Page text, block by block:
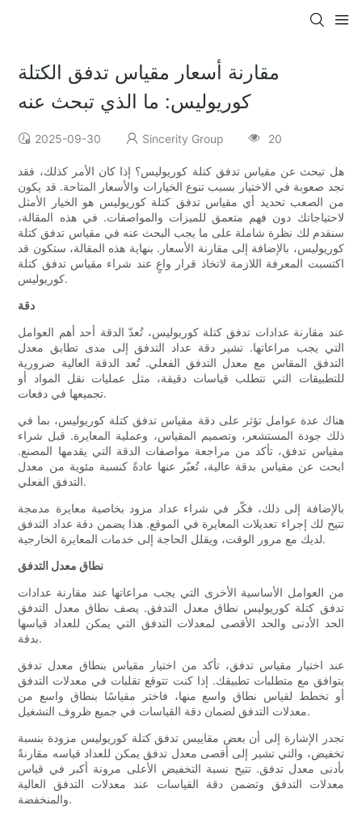
مقارنة أسعار مقياس تدفق الكتلة
كوريوليس: ما الذي تبحث عنه
2025-09-30 Sincerity Group 20
هل تبحث عن مقياس تدفق كتلة كوريوليس؟ إذا كان الأمر كذلك، فقد
تجد صعوبة في الاختيار بسبب تنوع الخيارات والأسعار المتاحة. قد يكون
من الصعب تحديد أي مقياس تدفق كتلة كوريوليس هو الخيار الأمثل
لاحتياجاتك دون فهم متعمق للميزات والمواصفات. في هذه المقالة،
سنقدم لك نظرة شاملة على ما يجب البحث عنه في مقياس تدفق كتلة
كوريوليس، بالإضافة إلى مقارنة الأسعار. بنهاية هذه المقالة، ستكون قد
اكتسبت المعرفة اللازمة لاتخاذ قرار واعٍ عند شراء مقياس تدفق كتلة
كوريوليس.
دقة
عند مقارنة عدادات تدفق كتلة كوريوليس، تُعدّ الدقة أحد أهم العوامل
التي يجب مراعاتها. تشير دقة عداد التدفق إلى مدى تطابق معدل
التدفق المقاس مع معدل التدفق الفعلي. تُعد الدقة العالية ضرورية
للتطبيقات التي تتطلب قياسات دقيقة، مثل عمليات نقل المواد أو
تجميعها في دفعات.
هناك عدة عوامل تؤثر على دقة مقياس تدفق كتلة كوريوليس، بما في
ذلك جودة المستشعر، وتصميم المقياس، وعملية المعايرة. قبل شراء
مقياس تدفق، تأكد من مراجعة مواصفات الدقة التي يقدمها المصنع.
ابحث عن مقياس بدقة عالية، تُعبّر عنها عادةً كنسبة مئوية من معدل
التدفق الفعلي.
بالإضافة إلى ذلك، فكّر في شراء عداد مزود بخاصية معايرة مدمجة
تتيح لك إجراء تعديلات المعايرة في الموقع. هذا يضمن دقة عداد التدفق
لديك مع مرور الوقت، ويقلل الحاجة إلى خدمات المعايرة الخارجية.
نطاق معدل التدفق
من العوامل الأساسية الأخرى التي يجب مراعاتها عند مقارنة عدادات
تدفق كتلة كوريوليس نطاق معدل التدفق. يصف نطاق معدل التدفق
الحد الأدنى والحد الأقصى لمعدلات التدفق التي يمكن للعداد قياسها
بدقة.
عند اختيار مقياس تدفق، تأكد من اختيار مقياس بنطاق معدل تدفق
يتوافق مع متطلبات تطبيقك. إذا كنت تتوقع تقلبات في معدلات التدفق
أو تخطط لقياس نطاق واسع منها، فاختر مقياسًا بنطاق واسع من
معدلات التدفق لضمان دقة القياسات في جميع ظروف التشغيل.
تجدر الإشارة إلى أن بعض مقاييس تدفق كتلة كوريوليس مزودة بنسبة
تخفيض، والتي تشير إلى أقصى معدل تدفق يمكن للعداد قياسه مقارنةً
بأدنى معدل تدفق. تتيح نسبة التخفيض الأعلى مرونة أكبر في قياس
معدلات التدفق وتضمن دقة القياسات عند معدلات التدفق العالية
والمنخفضة.